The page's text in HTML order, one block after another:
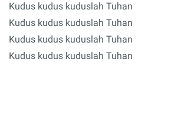
Kudus kudus kuduslah Tuhan
Kudus kudus kuduslah Tuhan
Kudus kudus kuduslah Tuhan
Kudus kudus kuduslah Tuhan